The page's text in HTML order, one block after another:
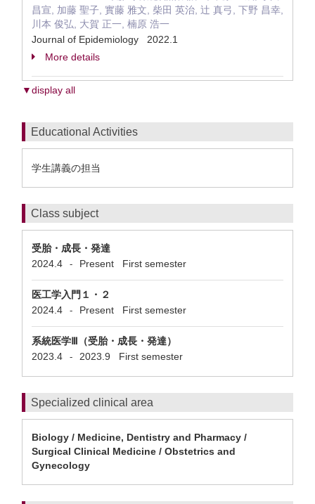
昌宣, 加藤 聖子, 實藤 雅文, 柴田 英治, 辻 真弓, 下野 昌幸,
川本 俊弘, 大賀 正一, 楠原 浩一
Journal of Epidemiology 2022.1
More details
▼display all
Educational Activities
学生講義の担当
Class subject
受胎・成長・発達
2024.4
- Present First semester
医工学入門１・２
2024.4
- Present First semester
系統医学Ⅲ（受胎・成長・発達）
2023.4
- 2023.9 First semester
Specialized clinical area
Biology / Medicine, Dentistry and Pharmacy /
Surgical Clinical Medicine / Obstetrics and
Gynecology